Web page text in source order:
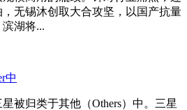
无锡沐创取大合攻坚，以国产抗量
湖将...
中
被归类于其他（Others）中。三星